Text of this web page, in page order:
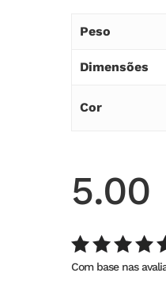
Peso
Dimensões
Cor
5.00
Com base nas